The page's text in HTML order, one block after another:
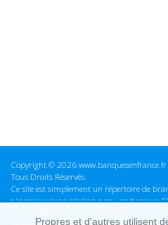
Copyright © 2026 www.banquesenfrance.fr
Tous Droits Réservés.
Ce site est simplement un répertoire de
n'avons aucune relation avec une banque.
avant d'effectuer toute opération, nous ne
Propres et d'autres utilisent